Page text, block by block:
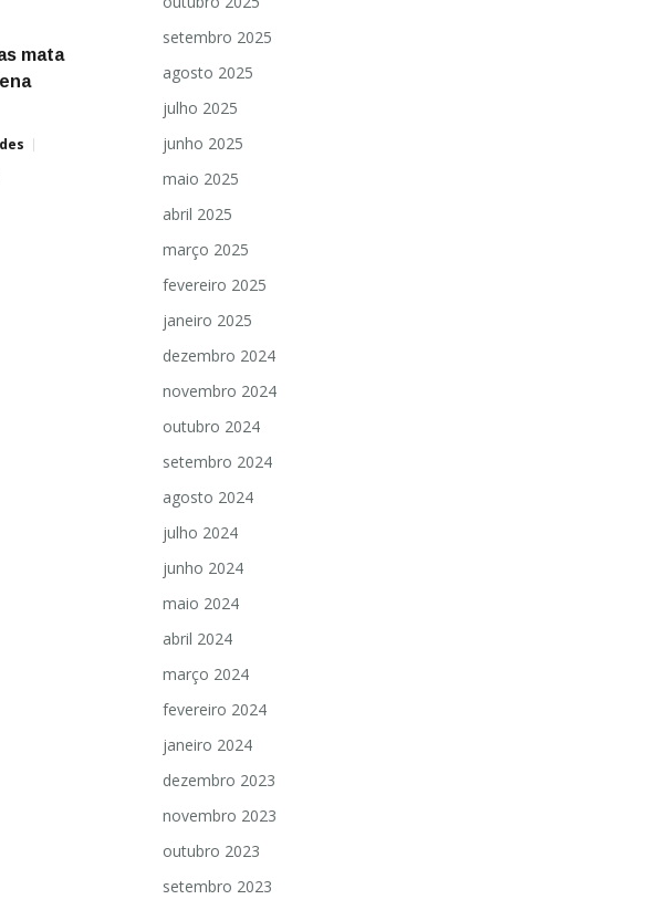
mata
setembro 2025
agosto 2025
julho 2025
junho 2025
maio 2025
abril 2025
março 2025
fevereiro 2025
janeiro 2025
dezembro 2024
novembro 2024
outubro 2024
setembro 2024
agosto 2024
julho 2024
junho 2024
maio 2024
abril 2024
março 2024
fevereiro 2024
janeiro 2024
dezembro 2023
novembro 2023
outubro 2023
setembro 2023